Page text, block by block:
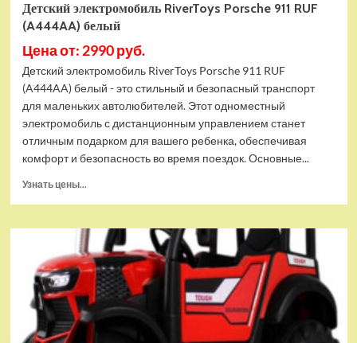
Детский электромобиль RiverToys Porsche 911 RUF
(A444AA) белый
Цена от: 2990 руб.
Детский электромобиль RiverToys Porsche 911 RUF
(A444AA) белый - это стильный и безопасный транспорт
для маленьких автолюбителей. Этот одноместный
электромобиль с дистанционным управлением станет
отличным подарком для вашего ребенка, обеспечивая
комфорт и безопасность во время поездок. Основные...
Узнать цены...
Детский
электромобиль
RiverToys
Porsche
911
RUF
(A444AA)
белый